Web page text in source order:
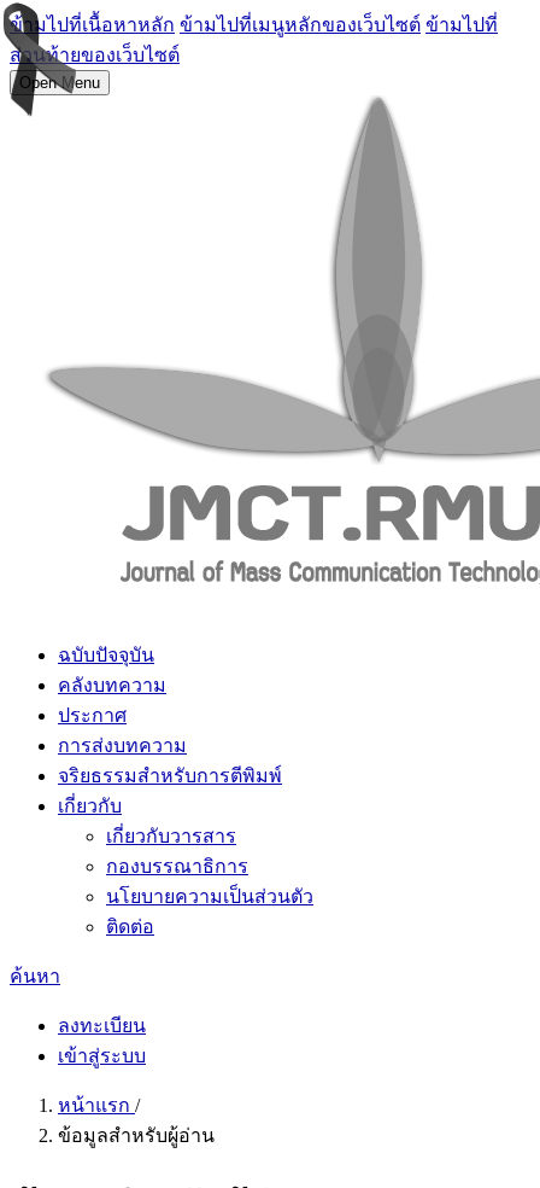
ข้ามไปที่เนื้อหาหลัก ข้ามไปที่เมนูหลักของเว็บไซต์ ข้ามไปที่
ส่วนท้ายของเว็บไซต์
Open Menu
ฉบับปัจจุบัน
คลังบทความ
ประกาศ
การส่งบทความ
จริยธรรมสำหรับการตีพิมพ์
เกี่ยวกับ
เกี่ยวกับวารสาร
กองบรรณาธิการ
นโยบายความเป็นส่วนตัว
ติดต่อ
ค้นหา
ลงทะเบียน
เข้าสู่ระบบ
หน้าแรก /
ข้อมูลสำหรับผู้อ่าน